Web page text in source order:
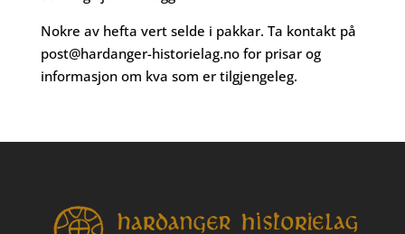
Nokre av hefta vert selde i pakkar. Ta kontakt på
post@hardanger-historielag.nofor prisar og
informasjon om kva som er tilgjengeleg.